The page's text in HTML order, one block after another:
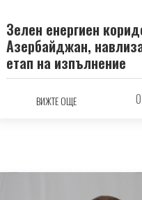
Зелен енергиен
Азербайджан,
етап на изпълнение
ВИЖТЕ ОЩЕ